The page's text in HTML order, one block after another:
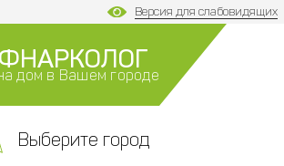
Версия для слабовидящих
дом в Вашем городе
Выберите город